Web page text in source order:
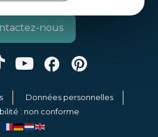
nous
Données personnelles
: non conforme